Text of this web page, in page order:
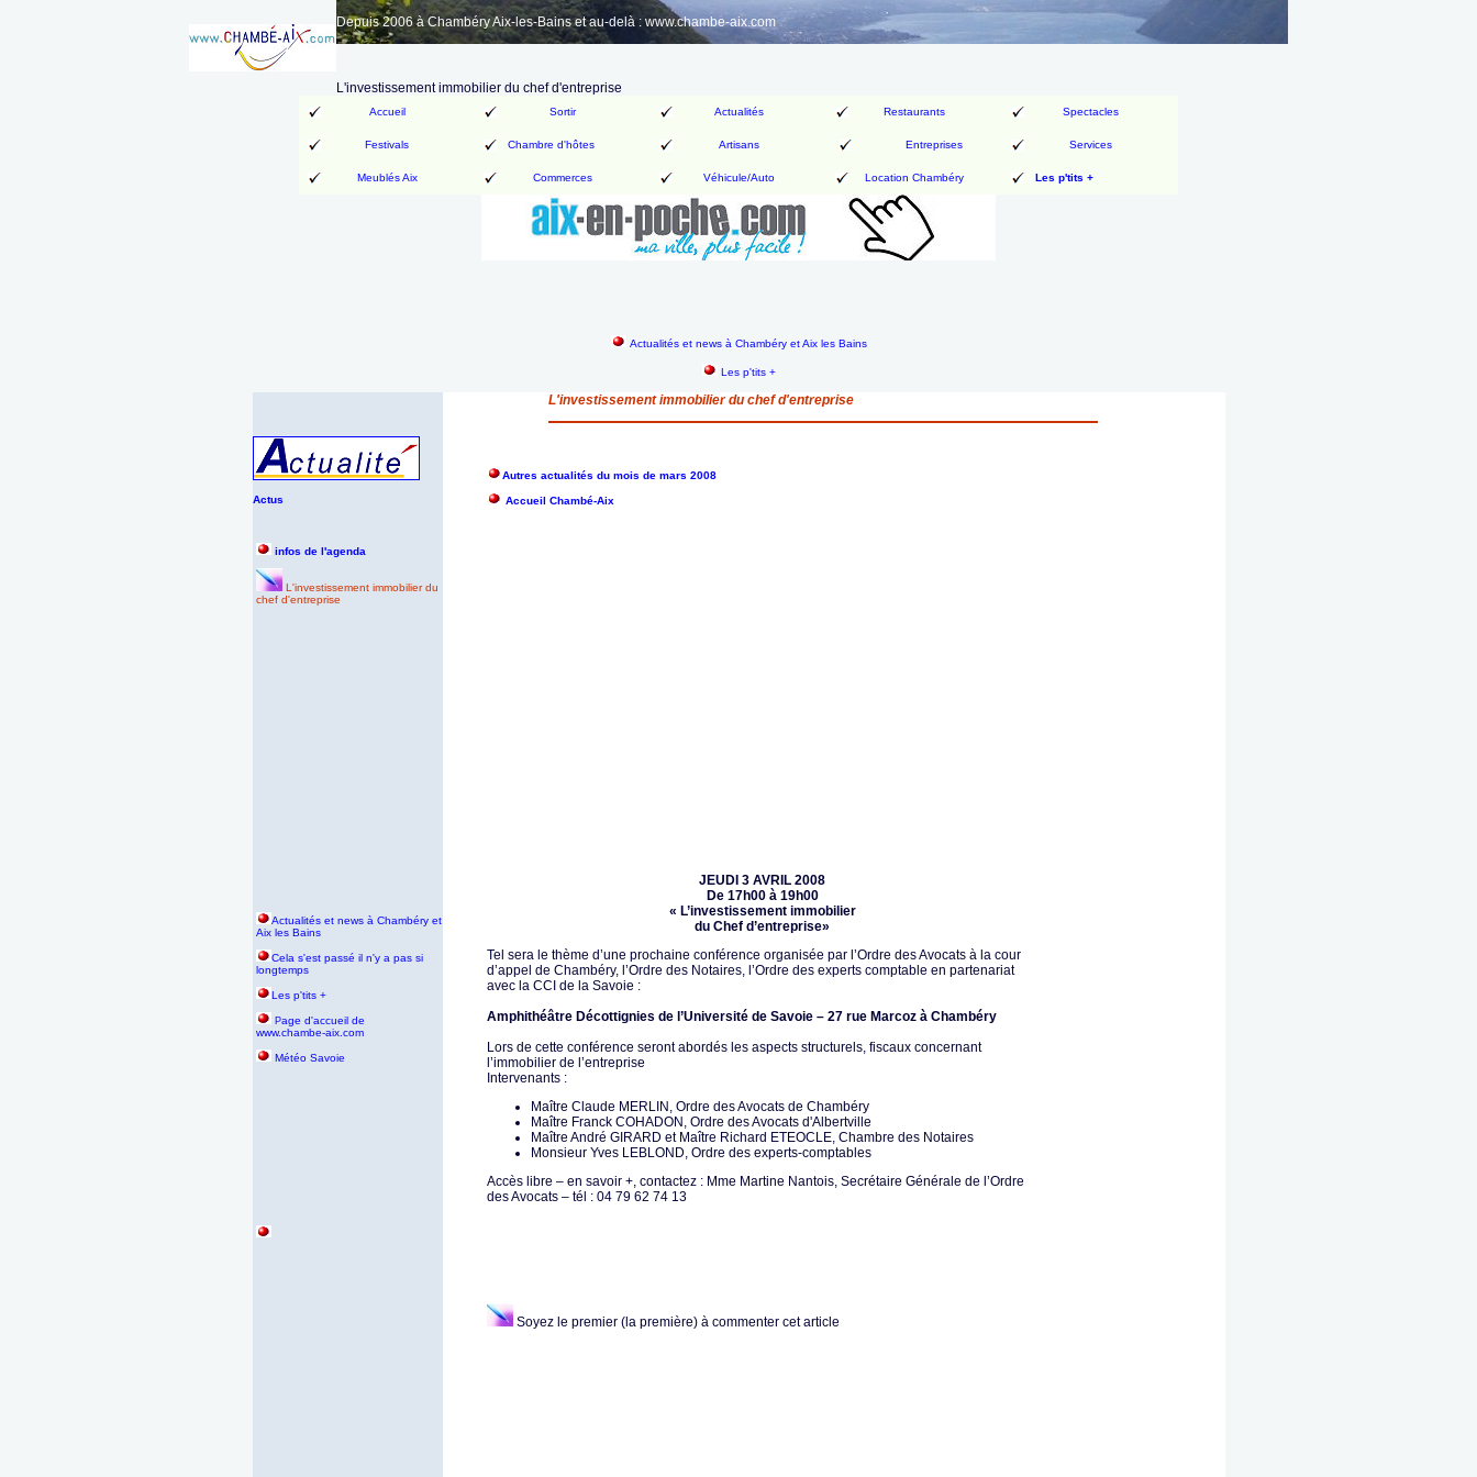
Depuis 2006 à Chambéry Aix-les-Bains et au-delà : www.chambe-aix.com
L'investissement immobilier du chef d'entreprise
Accueil Sortir Actualités Restaurants Spectacles
Festivals Chambre d'hôtes Artisans Entreprises Services
Meublés Aix Commerces Véhicule/Auto Location Chambéry Les p'tits +
Actualités et news à Chambéry et Aix les Bains
Les p'tits +
L'investissement immobilier du chef d'entreprise
Actus
Autres actualités du mois de mars 2008
Accueil Chambé-Aix
infos de l'agenda
L'investissement immobilier du
chef d'entreprise
Actualités et news à Chambéry et
Aix les Bains
Cela s'est passé il n'y a pas si
longtemps
Les p'tits +
Page d'accueil de
www.chambe-aix.com
Météo Savoie
JEUDI 3 AVRIL 2008
De 17h00 à 19h00
« L’investissement immobilier
du Chef d’entreprise»
Tel sera le thème d’une prochaine conférence organisée par l’Ordre des Avocats à la cour
d’appel de Chambéry, l’Ordre des Notaires, l’Ordre des experts comptable en partenariat
avec la CCI de la Savoie :
Amphithéâtre Décottignies de l’Université de Savoie – 27 rue Marcoz à Chambéry
Lors de cette conférence seront abordés les aspects structurels, fiscaux concernant
l’immobilier de l’entreprise
Intervenants :
Maître Claude MERLIN, Ordre des Avocats de Chambéry
Maître Franck COHADON, Ordre des Avocats d'Albertville
Maître André GIRARD et Maître Richard ETEOCLE, Chambre des Notaires
Monsieur Yves LEBLOND, Ordre des experts-comptables
Accès libre – en savoir +, contactez : Mme Martine Nantois, Secrétaire Générale de l’Ordre
des Avocats – tél : 04 79 62 74 13
Soyez le premier (la première) à commenter cet article